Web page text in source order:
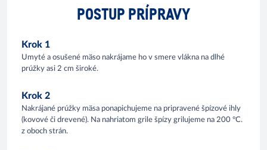
POSTUP PRÍPRAVY
Krok 1
Umyté a osušené mäso nakrájame ho v smere vlákna na dlhé
prúžky asi 2 cm široké.
Krok 2
Nakrájané prúžky mäsa ponapichujeme na pripravené špízové ihly
(kovové či drevené). Na nahriatom grile špízy grilujeme na 200 °C.
z oboch strán.